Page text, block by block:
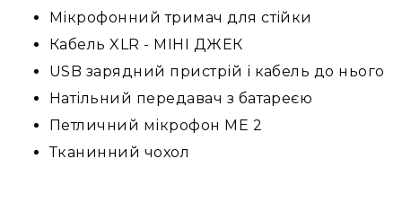
комплектуючі
Гарнітури
Для
трансляцій
і
ТБ
Для
Мікрофонний тримач для стійки
Кабель XLR - МІНІ ДЖЕК
USB зарядний пристрій і кабель до нього
Натільний передавач з батареєю
Петличний мікрофон MЕ 2
Тканинний чохол